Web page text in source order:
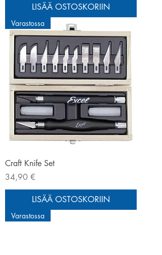
LISÄÄ OSTOSKORIIN
Varastossa
Craft Knife Set
Hinta
34,90 €
LISÄÄ OSTOSKORIIN
Varastossa